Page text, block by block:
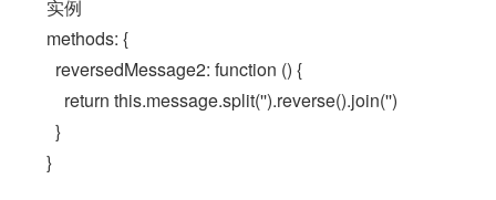
实例
methods: {
reversedMessage2: function () {
return this.message.split('').reverse().join('')
}
}